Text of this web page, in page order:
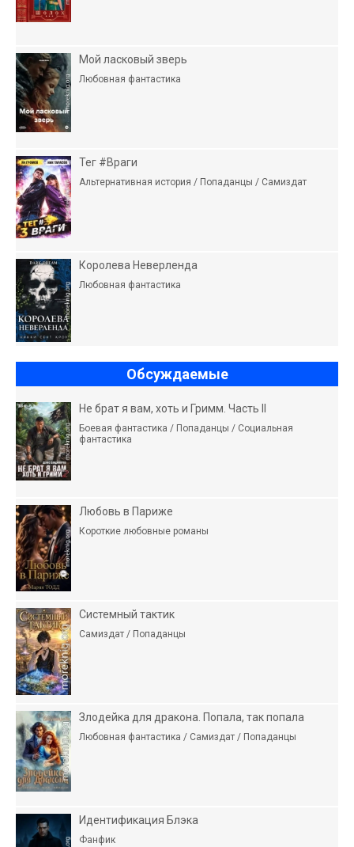
Мой ласковый зверь
Любовная фантастика
Тег #Враги
Альтернативная история / Попаданцы / Самиздат
Королева Неверленда
Любовная фантастика
Обсуждаемые
Не брат я вам, хоть и Гримм. Часть II
Боевая фантастика / Попаданцы / Социальная
фантастика
Любовь в Париже
Короткие любовные романы
Системный тактик
Самиздат / Попаданцы
Злодейка для дракона. Попала, так попала
Любовная фантастика / Самиздат / Попаданцы
Идентификация Блэка
Фанфик